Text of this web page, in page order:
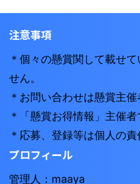
注意事項
＊個々の懸賞関して載せ
せん。
＊お問い合わせは懸賞主催
＊「懸賞お得情報」主催者
＊応募、登録等は個人の責
プロフィール
管理人：maaya